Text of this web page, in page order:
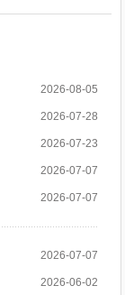
2026-08-05
2026-07-28
2026-07-23
2026-07-07
2026-07-07
2026-07-07
2026-06-02